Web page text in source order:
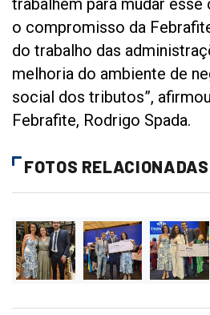
trabalhem para mudar
o compromisso da
do trabalho das
melhoria do ambiente de
social dos tributos”,
Febrafite, Rodrigo Spada.
FOTOS RELACIONADAS